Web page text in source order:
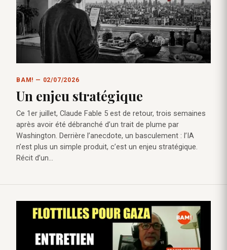
BAM! — 02/07/2026
Un enjeu stratégique
Ce 1er juillet, Claude Fable 5 est de retour, trois semaines
après avoir été débranché d’un trait de plume par
Washington. Derrière l’anecdote, un basculement : l’IA
n’est plus un simple produit, c’est un enjeu stratégique.
Récit d’un…